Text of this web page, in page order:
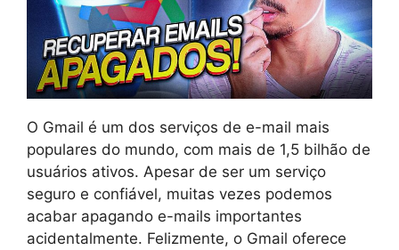
O Gmail é um dos serviços de e-mail mais
populares do mundo, com mais de 1,5 bilhão de
usuários ativos. Apesar de ser um serviço
seguro e confiável, muitas vezes podemos
acabar apagando e-mails importantes
acidentalmente. Felizmente, o Gmail oferece